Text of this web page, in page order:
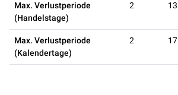
Max. Verlustperiode
(Handelstage)
2 13
Max. Verlustperiode
(Kalendertage)
2 17